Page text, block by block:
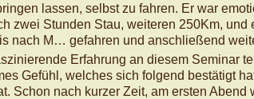
lassen, selbst zu fahren. Er war
zwei Stunden Stau, weiteren 250Km,
nach M… gefahren und anschließend
Erfahrung an diesem Seminar
Gefühl, welches sich folgend bestätigt
Schon nach kurzer Zeit, am ersten